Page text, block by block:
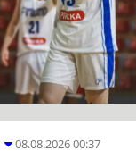
08.08.2026 00:37